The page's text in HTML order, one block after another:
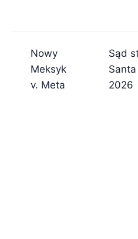
Nowy
Meksyk
v. Meta
Sąd
2026